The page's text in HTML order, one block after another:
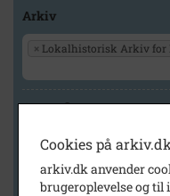
Arkiv
× Lokalhistorisk Arkiv for
Geografi
Generelt
Cookies på arkiv.dk
arkiv.dk anvender
brugeroplevelse og